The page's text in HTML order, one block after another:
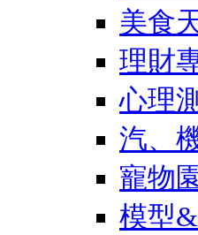
美食
理財
心理
汽、
寵物
模型